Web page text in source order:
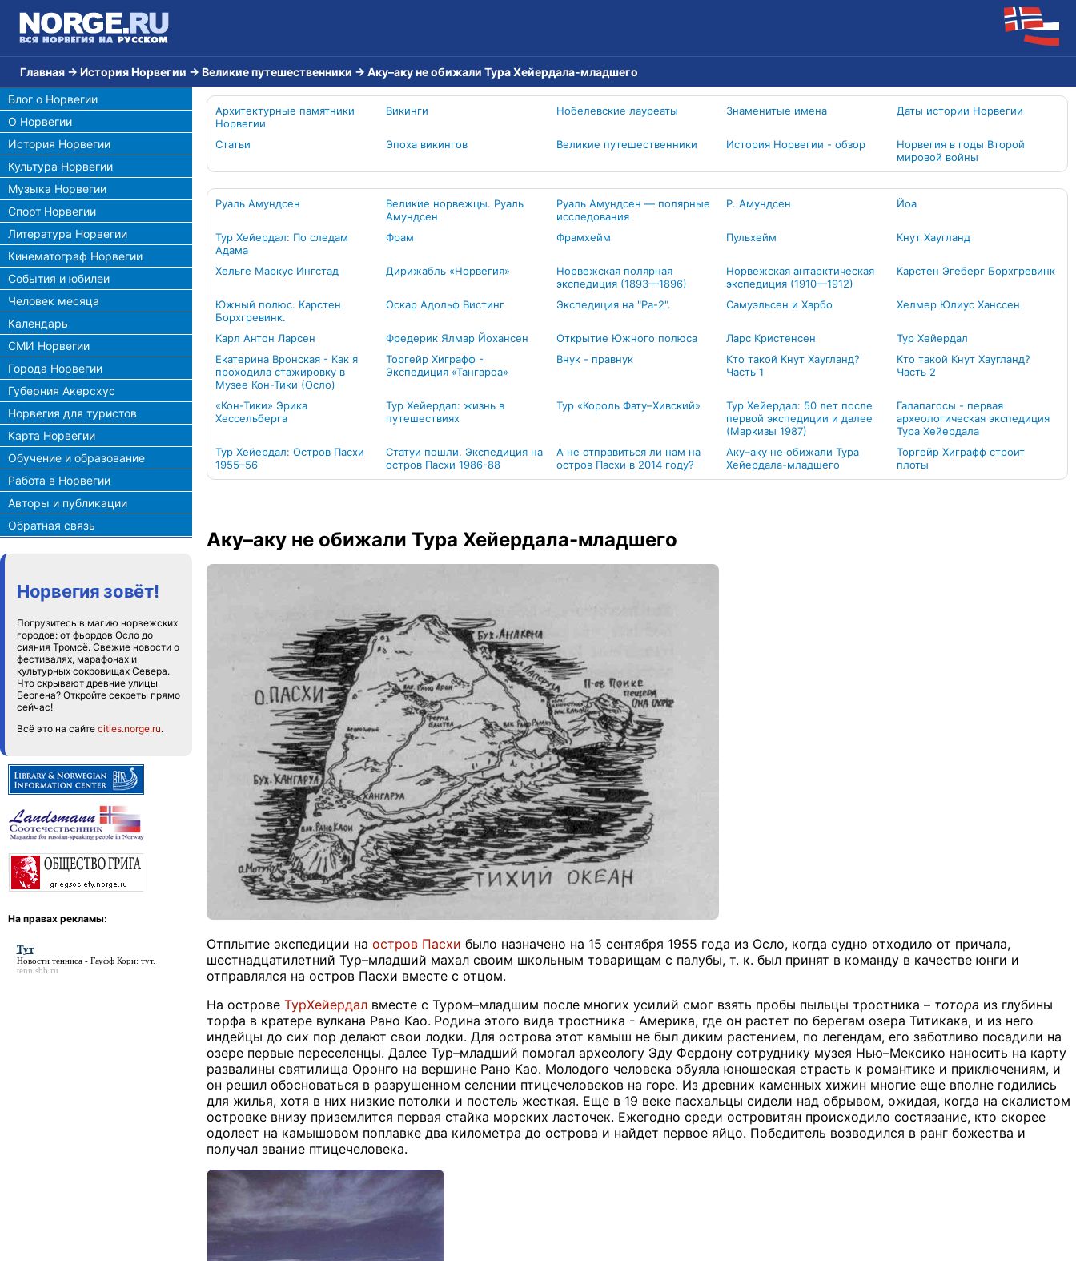
Главная → История Норвегии → Великие путешественники → Аку–аку не обижали Тура Хейердала-младшего
Блог о Норвегии
О Норвегии
История Норвегии
Культура Норвегии
Музыка Норвегии
Спорт Норвегии
Литература Норвегии
Кинематограф Норвегии
События и юбилеи
Человек месяца
Календарь
СМИ Норвегии
Города Норвегии
Губерния Акерсхус
Норвегия для туристов
Карта Норвегии
Обучение и образование
Работа в Норвегии
Авторы и публикации
Обратная связь
Норвегия зовёт!
Погрузитесь в магию норвежских
городов: от фьордов Осло до
сияния Тромсё. Свежие новости о
фестивалях, марафонах и
культурных сокровищах Севера.
Что скрывают древние улицы
Бергена? Откройте секреты прямо
сейчас!
Всё это на сайте cities.norge.ru.
На правах рекламы:
Тут
Новости тенниса - Гауфф Кори: тут.
tennisbb.ru
Архитектурные памятники
Норвегии
Викинги Нобелевские лауреаты Знаменитые имена Даты истории Норвегии
Статьи Эпоха викингов Великие путешественники История Норвегии - обзор
Норвегия в годы Второй
мировой войны
Руаль Амундсен
Великие норвежцы. Руаль
Амундсен
Руаль Амундсен — полярные
исследования
Р. Амундсен Йоа
Тур Хейердал: По следам
Адама
Фрам Фрамхейм Пульхейм Кнут Хаугланд
Хельге Маркус Ингстад Дирижабль «Норвегия»
Норвежская полярная
экспедиция (1893—1896)
Норвежская антарктическая
экспедиция (1910—1912)
Карстен Эгеберг Борхгревинк
Южный полюс. Карстен
Борхгревинк.
Оскар Адольф Вистинг Экспедиция на "Ра-2". Самуэльсен и Харбо Хелмер Юлиус Ханссен
Карл Антон Ларсен Фредерик Ялмар Йохансен Открытие Южного полюса Ларс Кристенсен
Тур Хейердал
Екатерина Вронская - Как я
проходила стажировку в
Музее Кон-Тики (Осло)
Торгейр Хиграфф -
Экспедиция «Тангароа»
Внук - правнук
Кто такой Кнут Хаугланд?
Часть 1
Кто такой Кнут Хаугланд?
Часть 2
«Кон-Тики» Эрика
Хессельберга
Тур Хейердал: жизнь в
путешествиях
Тур «Король Фату–Хивский»
Тур Хейердал: 50 лет после
первой экспедиции и далее
(Маркизы 1987)
Галапагосы - первая
археологическая экспедиция
Тура Хейердала
Тур Хейердал: Остров Пасхи
1955–56
Статуи пошли. Экспедиция на
остров Пасхи 1986-88
А не отправиться ли нам на
остров Пасхи в 2014 году?
Аку–аку не обижали Тура
Хейердала-младшего
Торгейр Хиграфф строит
плоты
Аку–аку не обижали Тура Хейердала-младшего
Отплытие экспедиции на остров Пасхи было назначено на 15 сентября 1955 года из Осло, когда судно отходило от причала,
шестнадцатилетний Тур–младший махал своим школьным товарищам с палубы, т. к. был принят в команду в качестве юнги и
отправлялся на остров Пасхи вместе с отцом.
На острове ТурХейердал вместе с Туром–младшим после многих усилий смог взять пробы пыльцы тростника – тотора из глубины
торфа в кратере вулкана Рано Као. Родина этого вида тростника - Америка, где он растет по берегам озера Титикака, и из него
индейцы до сих пор делают свои лодки. Для острова этот камыш не был диким растением, по легендам, его заботливо посадили на
озере первые переселенцы. Далее Тур–младший помогал археологу Эду Фердону сотруднику музея Нью–Мексико наносить на карту
развалины святилища Оронго на вершине Рано Као. Молодого человека обуяла юношеская страсть к романтике и приключениям, и
он решил обосноваться в разрушенном селении птицечеловеков на горе. Из древних каменных хижин многие еще вполне годились
для жилья, хотя в них низкие потолки и постель жесткая. Еще в 19 веке пасхальцы сидели над обрывом, ожидая, когда на скалистом
островке внизу приземлится первая стайка морских ласточек. Ежегодно среди островитян происходило состязание, кто скорее
одолеет на камышовом поплавке два километра до острова и найдет первое яйцо. Победитель возводился в ранг божества и
получал звание птицечеловека.